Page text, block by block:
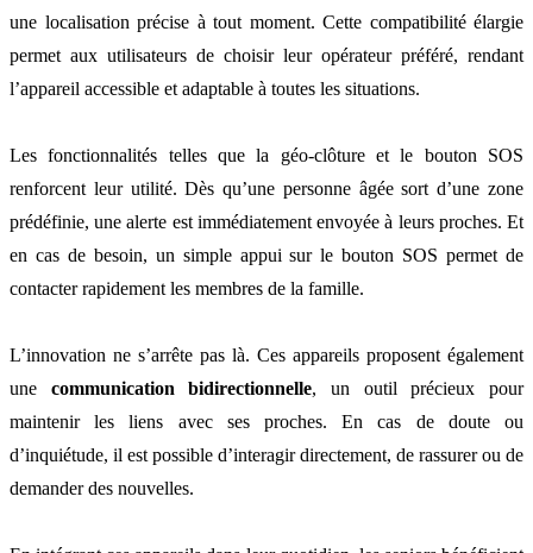
une localisation précise à tout moment. Cette compatibilité élargie
permet aux utilisateurs de choisir leur opérateur préféré, rendant
l’appareil accessible et adaptable à toutes les situations.
Les fonctionnalités telles que la géo-clôture et le bouton SOS
renforcent leur utilité. Dès qu’une personne âgée sort d’une zone
prédéfinie, une alerte est immédiatement envoyée à leurs proches. Et
en cas de besoin, un simple appui sur le bouton SOS permet de
contacter rapidement les membres de la famille.
L’innovation ne s’arrête pas là. Ces appareils proposent également
une communication bidirectionnelle, un outil précieux pour
maintenir les liens avec ses proches. En cas de doute ou
d’inquiétude, il est possible d’interagir directement, de rassurer ou de
demander des nouvelles.